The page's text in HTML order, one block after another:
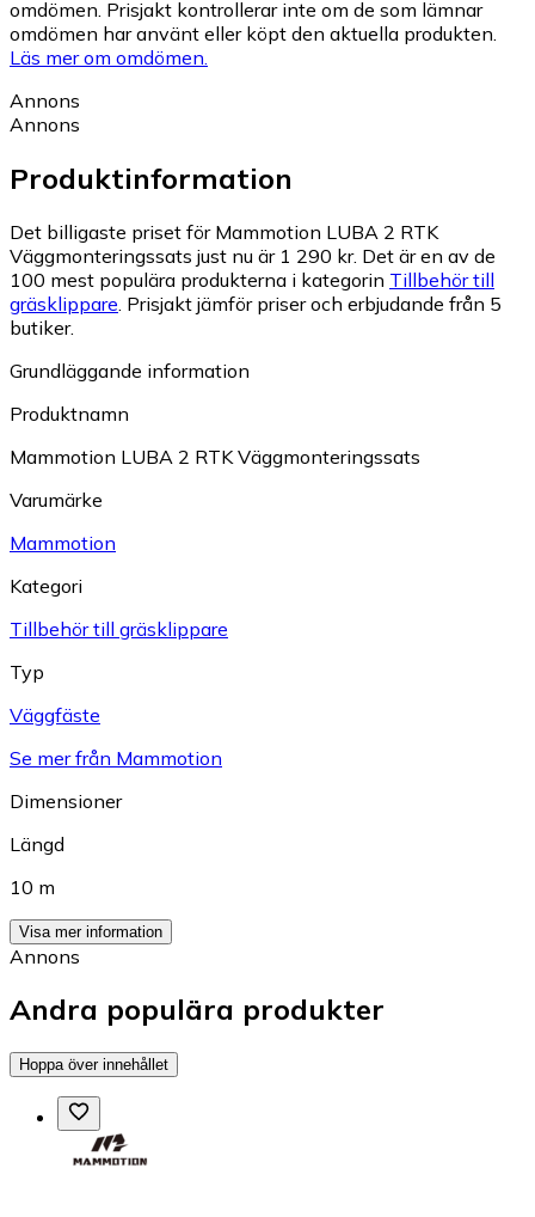
omdömen. Prisjakt kontrollerar inte om de som lämnar
omdömen har använt eller köpt den aktuella produkten.
Läs mer om omdömen.
Annons
Annons
Produktinformation
Det billigaste priset för Mammotion LUBA 2 RTK
Väggmonteringssats just nu är 1 290 kr. Det är en av de
100 mest populära produkterna i kategorin Tillbehör till
gräsklippare Prisjakt jämför priser och erbjudande från 5
butiker.
Grundläggande information
Produktnamn
Mammotion LUBA 2 RTK Väggmonteringssats
Varumärke
Mammotion
Kategori
Tillbehör till gräsklippare
Typ
Väggfäste
Se mer från Mammotion
Dimensioner
Längd
10 m
Visa mer information
Annons
Andra populära produkter
Hoppa över innehållet